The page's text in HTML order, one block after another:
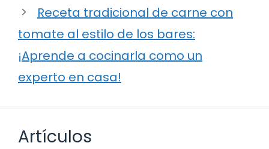
Receta tradicional de carne con
tomate al estilo de los bares:
¡Aprende a cocinarla como un
experto en casa!
Artículos